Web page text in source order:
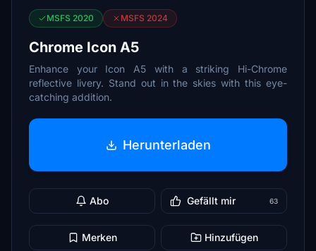
MSFS 2020 MSFS 2024
Chrome Icon A5
Enhance your Icon A5 with a striking Hi-Chrome
reflective livery. Stand out in the skies with this eye-
catching addition.
Herunterladen
Abo Gefällt mir 63
Merken Hinzufügen